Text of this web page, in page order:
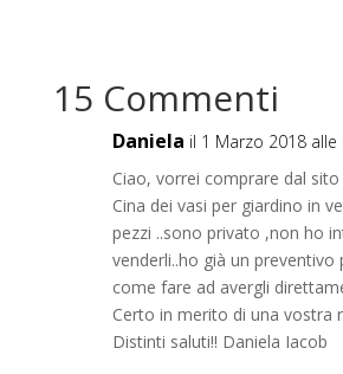
15 Commenti
Daniela il 1 Marzo 2018 alle
Ciao, vorrei comprare dal sito
Cina dei vasi per giardino in
pezzi ..sono privato ,non ho
venderli..ho già un preventivo
come fare ad avergli
Certo in merito di una vostra
Distinti saluti!! Daniela Iacob